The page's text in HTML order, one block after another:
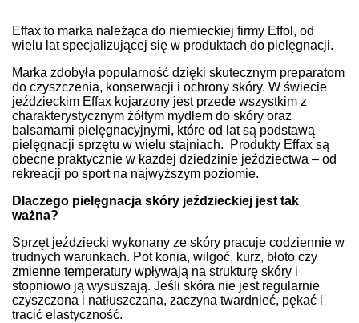
Effax to marka należąca do niemieckiej firmy Effol, od
wielu lat specjalizującej się w produktach do pielęgnacji.
Marka zdobyła popularność dzięki skutecznym preparatom
do czyszczenia, konserwacji i ochrony skóry. W świecie
jeździeckim Effax kojarzony jest przede wszystkim z
charakterystycznym żółtym mydłem do skóry oraz
balsamami pielęgnacyjnymi, które od lat są podstawą
pielęgnacji sprzętu w wielu stajniach.
Produkty Effax są
obecne praktycznie w każdej dziedzinie jeździectwa – od
rekreacji po sport na najwyższym poziomie.
Dlaczego pielęgnacja skóry jeździeckiej jest tak
ważna?
Sprzęt jeździecki wykonany ze skóry pracuje codziennie w
trudnych warunkach. Pot konia, wilgoć, kurz, błoto czy
zmienne temperatury wpływają na strukturę skóry i
stopniowo ją wysuszają. Jeśli skóra nie jest regularnie
czyszczona i natłuszczana, zaczyna twardnieć, pękać i
tracić elastyczność.